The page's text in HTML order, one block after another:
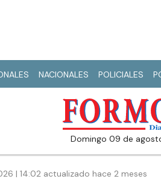
NACIONALES POLICIALES
domingo 09 de
| 14:02 actualizado hace 2 meses